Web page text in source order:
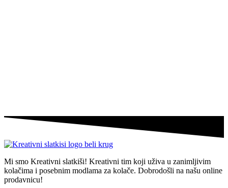
Mi smo Kreativni slatkiši! Kreativni tim koji uživa u zanimljivim
kolačima i posebnim modlama za kolače. Dobrodošli na našu online
prodavnicu!